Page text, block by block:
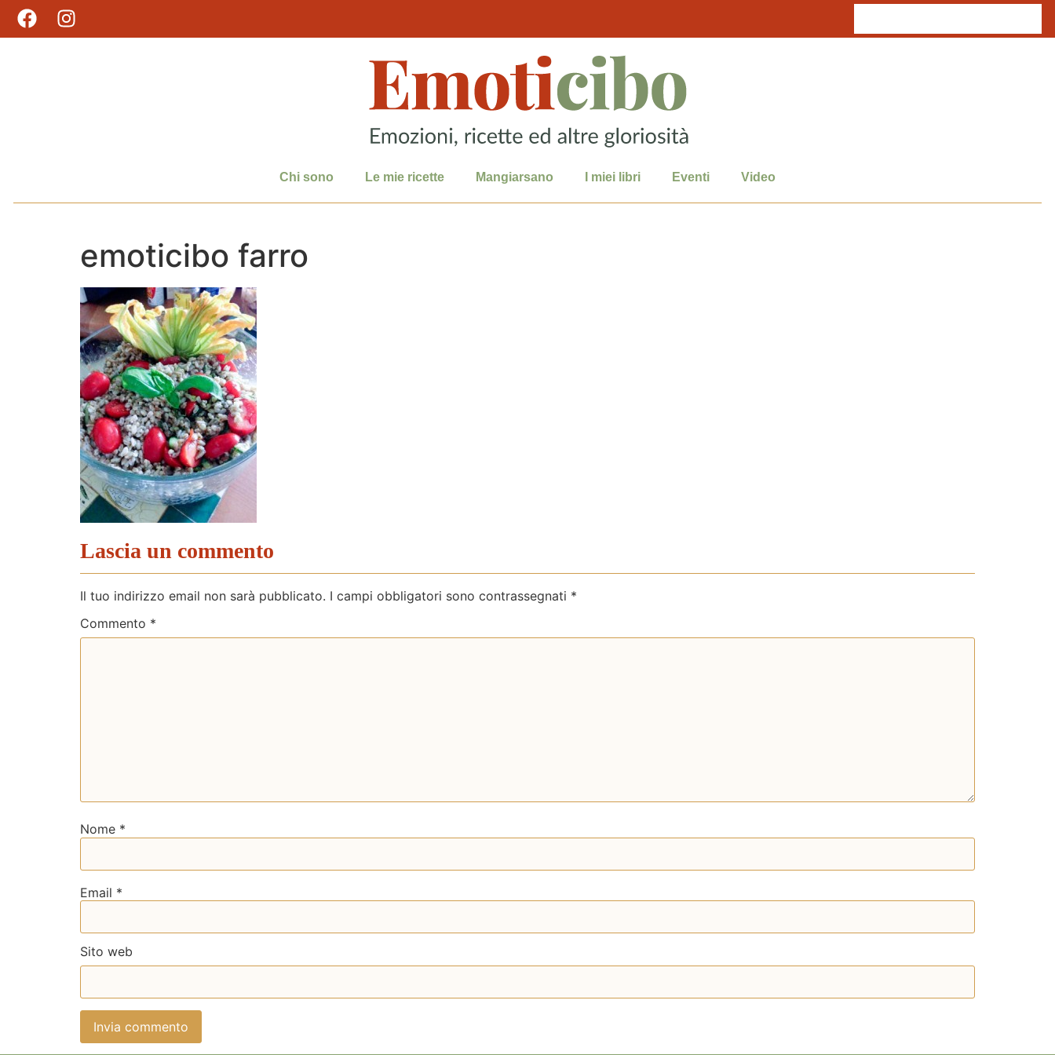
Chi sono Le mie ricette Mangiarsano I miei libri Eventi Video
emoticibo farro
Lascia un commento
Il tuo indirizzo email non sarà pubblicato. I campi obbligatori sono contrassegnati *
Commento *
Nome *
Email *
Sito web